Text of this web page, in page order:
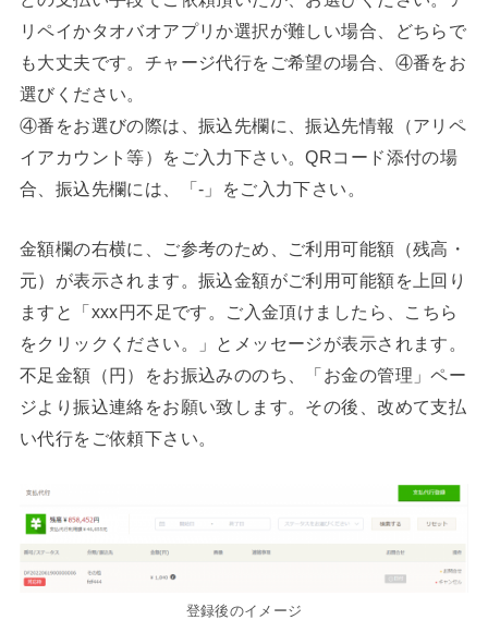
リペイかタオバオアプリか選択が難しい場合、どちらで
も大丈夫です。チャージ代行をご希望の場合、④番をお
選びください。
④番をお選びの際は、振込先欄に、振込先情報（アリペ
イアカウント等）をご入力下さい。QRコード添付の場
合、振込先欄には、「-」をご入力下さい。
金額欄の右横に、ご参考のため、ご利用可能額（残高・
元）が表示されます。振込金額がご利用可能額を上回り
ますと「xxx円不足です。ご入金頂けましたら、こちら
をクリックください。」とメッセージが表示されます。
不足金額（円）をお振込みののち、「お金の管理」ペー
ジより振込連絡をお願い致します。その後、改めて支払
い代行をご依頼下さい。
登録後のイメージ